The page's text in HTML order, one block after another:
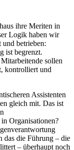
ihre Meriten in
Logik haben wir
und betrieben:
ist begrenzt.
sollen
kontrolliert und
Assistenten
gleich mit. Das ist
Organisationen?
das die Führung – die
– überhaupt noch